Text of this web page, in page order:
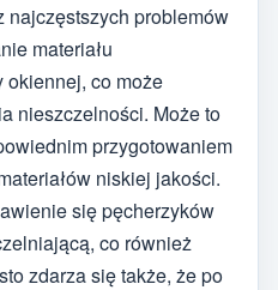
najczęstszych problemów
materiału
okiennej, co może
nieszczelności. Może to
przygotowaniem
niskiej jakości.
się pęcherzyków
co również
zdarza się także, że po